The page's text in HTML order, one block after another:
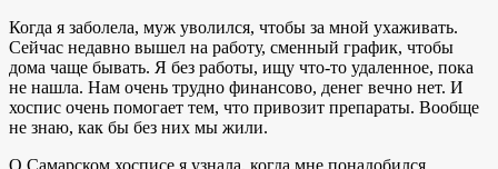
Когда я заболела, муж уволился, чтобы за мной ухаживать.
Сейчас недавно вышел на работу, сменный график, чтобы
дома чаще бывать. Я без работы, ищу что-то удаленное, пока
не нашла. Нам очень трудно финансово, денег вечно нет. И
хоспис очень помогает тем, что привозит препараты. Вообще
не знаю, как бы без них мы жили.
О Самарском хосписе я узнала, когда мне понадобился